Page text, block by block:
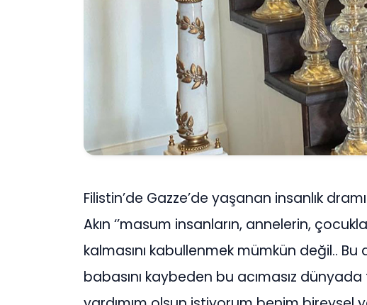
Filistin’de Gazze’de yaşanan insanlık
Akın ‘’masum insanların, annelerin,
kalmasını kabullenmek mümkün değil..
babasını kaybeden bu acımasız